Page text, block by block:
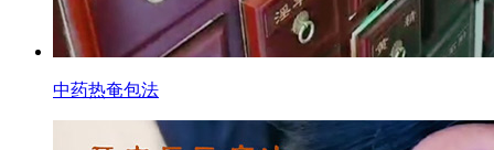
中药热奄包法